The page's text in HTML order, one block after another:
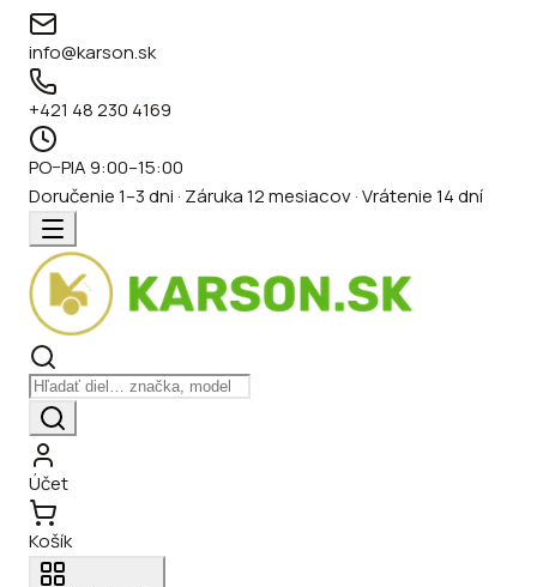
info@karson.sk
+421 48 230 4169
PO–PIA 9:00–15:00
Doručenie 1–3 dni · Záruka 12 mesiacov · Vrátenie 14 dní
Účet
Košík